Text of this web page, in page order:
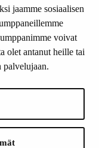
jaamme sosiaalisen
voivat
olet antanut heille tai
palvelujaan.